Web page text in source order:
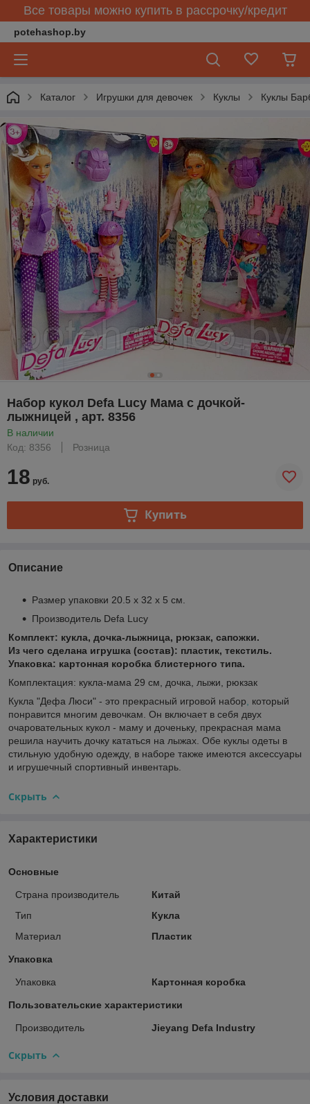
Все товары можно купить в рассрочку/кредит
potehashop.by
Каталог Игрушки для девочек Куклы Куклы
Набор кукол Defa Lucy Мама с дочкой-
лыжницей , арт. 8356
В наличии
Код: 8356
Розница
18 руб.
Купить
Описание
Размер упаковки 20.5 х 32 х 5 см.
Производитель Defa Lucy
Комплект: кукла, дочка-лыжница, рюкзак, сапожки.
Из чего сделана игрушка (состав): пластик, текстиль.
Упаковка: картонная коробка блистерного типа.
Комплектация: кукла-мама 29 см, дочка, лыжи, рюкзак
Кукла "Дефа Люси" - это прекрасный игровой набор
который
понравится многим девочкам. Он включает в себя двух
очаровательных кукол - маму и доченьку, прекрасная мама
решила научить дочку кататься на лыжах. Обе куклы одеты в
стильную удобную одежду, в наборе также имеются аксессуары
и игрушечный спортивный инвентарь.
Скрыть
Характеристики
Основные
Страна производитель
Китай
Тип
Кукла
Материал
Пластик
Упаковка
Упаковка Картонная коробка
Пользовательские характеристики
Производитель Jieyang Defa Industry
Скрыть
Условия доставки